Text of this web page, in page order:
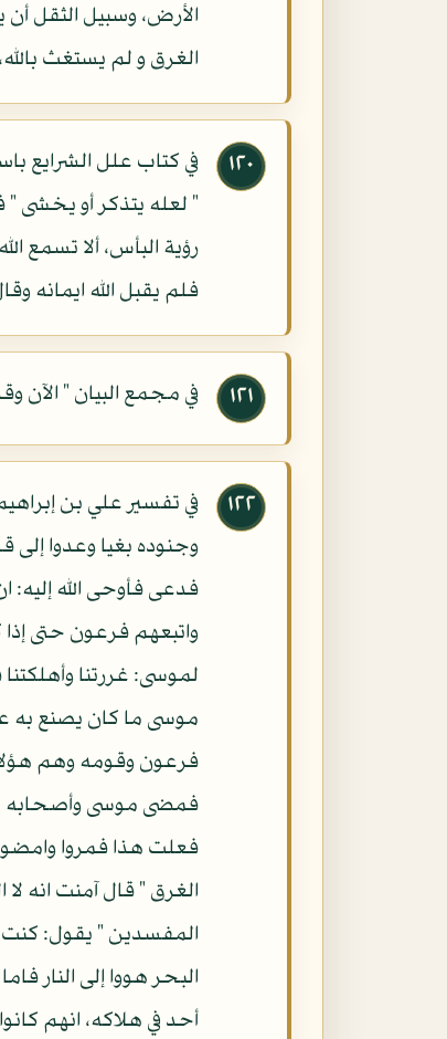
الأرض، وسبيل الثقل
الغرق و لم يستغث
١٢٠
في كتاب علل الشرايع
" لعله يتذكر أو يخشى
رؤية البأس، ألا تسمع
فلم يقبل الله
١٢١ في مجمع البيان " الآن
١٢٢
في تفسير علي بن
وجنوده بغيا وعدوا إلى
فدعى فأوحى الله
واتبعهم فرعون حتى
لموسى: غررتنا
فرعون وقومه وهم
فمضى موسى وأصحابه
فعلت هذا فمروا
الغرق " قال آمنت انه
المفسدين " يقول: كنت
البحر هووا إلى النار
أحد في هلاكه، انهم